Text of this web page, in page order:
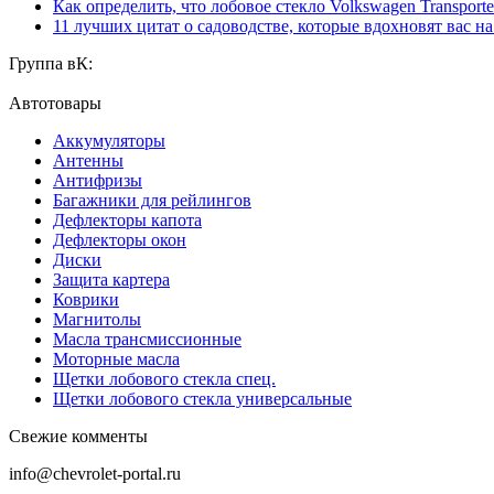
Как определить, что лобовое стекло Volkswagen
11 лучших цитат о садоводстве, которые вдохновят вас
Группа вК:
Автотовары
Аккумуляторы
Антенны
Антифризы
Багажники для рейлингов
Дефлекторы капота
Дефлекторы окон
Диски
Защита картера
Коврики
Магнитолы
Масла трансмиссионные
Моторные масла
Щетки лобового стекла спец.
Щетки лобового стекла универсальные
Свежие комменты
info@chevrolet-portal.ru